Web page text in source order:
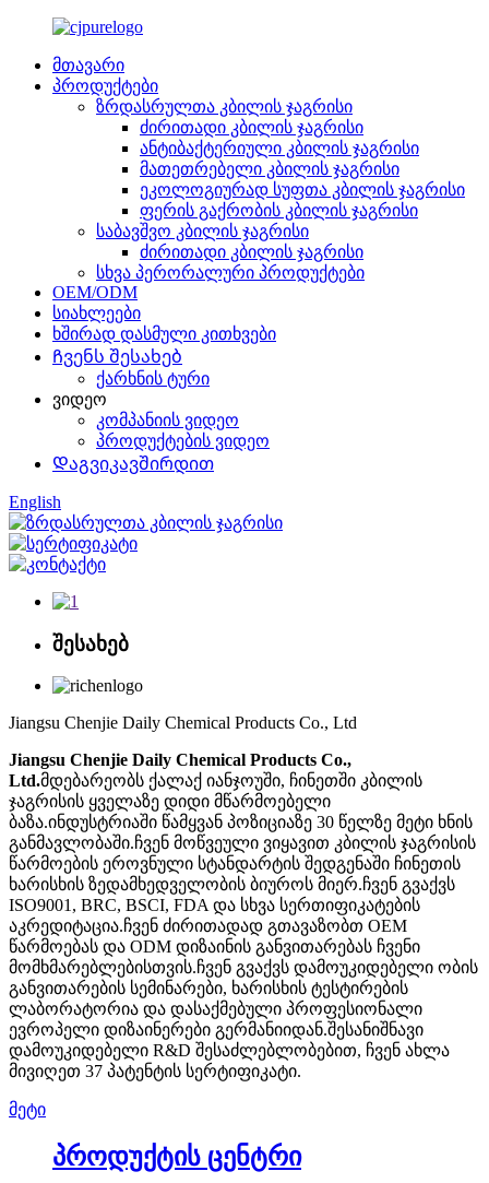
მთავარი
პროდუქტები
ზრდასრულთა კბილის ჯაგრისი
ძირითადი კბილის ჯაგრისი
ანტიბაქტერიული კბილის ჯაგრისი
მათეთრებელი კბილის ჯაგრისი
ეკოლოგიურად სუფთა კბილის ჯაგრისი
ფერის გაქრობის კბილის ჯაგრისი
საბავშვო კბილის ჯაგრისი
ძირითადი კბილის ჯაგრისი
სხვა პერორალური პროდუქტები
OEM/ODM
სიახლეები
ხშირად დასმული კითხვები
Ჩვენს შესახებ
ქარხნის ტური
ვიდეო
კომპანიის ვიდეო
პროდუქტების ვიდეო
Დაგვიკავშირდით
English
შესახებ
Jiangsu Chenjie Daily Chemical Products Co., Ltd
Jiangsu Chenjie Daily Chemical Products Co.,
Ltd.მდებარეობს ქალაქ იანჯოუში, ჩინეთში კბილის
ჯაგრისის ყველაზე დიდი მწარმოებელი
ბაზა.ინდუსტრიაში წამყვან პოზიციაზე 30 წელზე მეტი ხნის
განმავლობაში.ჩვენ მოწვეული ვიყავით კბილის ჯაგრისის
წარმოების ეროვნული სტანდარტის შედგენაში ჩინეთის
ხარისხის ზედამხედველობის ბიუროს მიერ.ჩვენ გვაქვს
ISO9001, BRC, BSCI, FDA და სხვა სერთიფიკატების
აკრედიტაცია.ჩვენ ძირითადად გთავაზობთ OEM
წარმოებას და ODM დიზაინის განვითარებას ჩვენი
მომხმარებლებისთვის.ჩვენ გვაქვს დამოუკიდებელი ობის
განვითარების სემინარები, ხარისხის ტესტირების
ლაბორატორია და დასაქმებული პროფესიონალი
ევროპელი დიზაინერები გერმანიიდან.შესანიშნავი
დამოუკიდებელი R&D შესაძლებლობებით, ჩვენ ახლა
მივიღეთ 37 პატენტის სერტიფიკატი.
მეტი
პროდუქტის ცენტრი